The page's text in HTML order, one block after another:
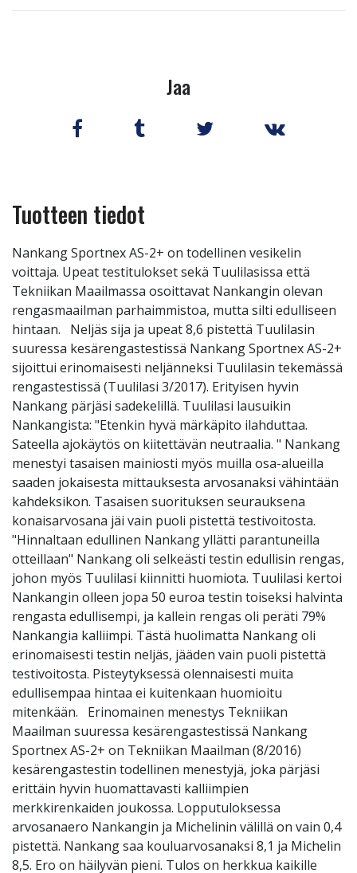
Jaa
Tuotteen tiedot
Nankang Sportnex AS-2+ on todellinen vesikelin
voittaja. Upeat testitulokset sekä Tuulilasissa että
Tekniikan Maailmassa osoittavat Nankangin olevan
rengasmaailman parhaimmistoa, mutta silti edulliseen
hintaan. Neljäs sija ja upeat 8,6 pistettä Tuulilasin
suuressa kesärengastestissä Nankang Sportnex AS-2+
sijoittui erinomaisesti neljänneksi Tuulilasin tekemässä
rengastestissä (Tuulilasi 3/2017). Erityisen hyvin
Nankang pärjäsi sadekelillä. Tuulilasi lausuikin
Nankangista: "Etenkin hyvä märkäpito ilahduttaa.
Sateella ajokäytös on kiitettävän neutraalia. " Nankang
menestyi tasaisen mainiosti myös muilla osa-alueilla
saaden jokaisesta mittauksesta arvosanaksi vähintään
kahdeksikon. Tasaisen suorituksen seurauksena
konaisarvosana jäi vain puoli pistettä testivoitosta.
"Hinnaltaan edullinen Nankang yllätti parantuneilla
otteillaan" Nankang oli selkeästi testin edullisin rengas,
johon myös Tuulilasi kiinnitti huomiota. Tuulilasi kertoi
Nankangin olleen jopa 50 euroa testin toiseksi halvinta
rengasta edullisempi, ja kallein rengas oli peräti 79%
Nankangia kalliimpi. Tästä huolimatta Nankang oli
erinomaisesti testin neljäs, jääden vain puoli pistettä
testivoitosta. Pisteytyksessä olennaisesti muita
edullisempaa hintaa ei kuitenkaan huomioitu
mitenkään. Erinomainen menestys Tekniikan
Maailman suuressa kesärengastestissä Nankang
Sportnex AS-2+ on Tekniikan Maailman (8/2016)
kesärengastestin todellinen menestyjä, joka pärjäsi
erittäin hyvin huomattavasti kalliimpien
merkkirenkaiden joukossa. Lopputuloksessa
arvosanaero Nankangin ja Michelinin välillä on vain 0,4
pistettä. Nankang saa kouluarvosanaksi 8,1 ja Michelin
8,5. Ero on häilyvän pieni. Tulos on herkkua kaikille